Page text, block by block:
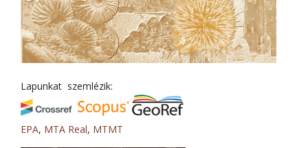
Lapunkat szemlézik:
EPA, MTA Real, MTMT